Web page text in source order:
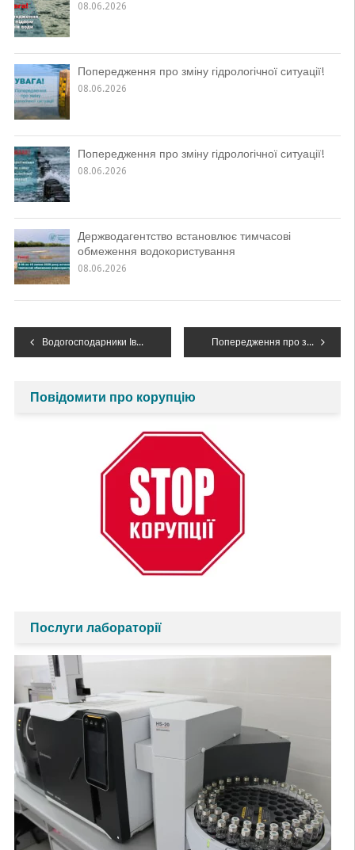
08.06.2026
Попередження про зміну гідрологічної ситуації!
08.06.2026
Попередження про зміну гідрологічної ситуації!
08.06.2026
Держводагентство встановлює тимчасові
обмеження водокористування
08.06.2026
Навігація
Водогосподарники Івано-Франківщини підтримують в технічно справному стані водогосподарські об’єкти зони обслуговування Попередження про зміну гідрологічної ситуації!
Повідомити про корупцію
Послуги лабораторії